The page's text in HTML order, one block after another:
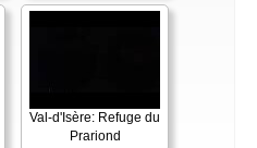
Val-d'Isère: Refuge du
Prariond